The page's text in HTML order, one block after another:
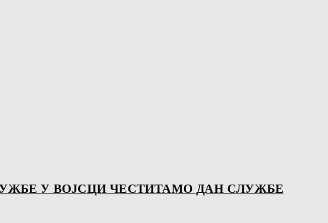
У ВОЈСЦИ ЧЕСТИТАМО ДАН СЛУЖБЕ